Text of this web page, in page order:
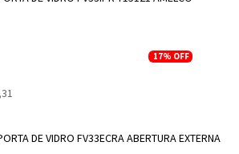
17% OFF
DE VIDRO FV33ECRA ABERTURA EXTERNA